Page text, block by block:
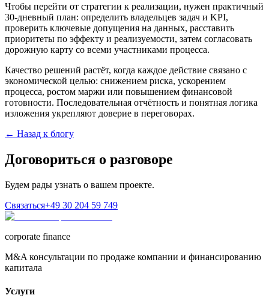
Чтобы перейти от стратегии к реализации, нужен практичный
30-дневный план: определить владельцев задач и KPI,
проверить ключевые допущения на данных, расставить
приоритеты по эффекту и реализуемости, затем согласовать
дорожную карту со всеми участниками процесса.
Качество решений растёт, когда каждое действие связано с
экономической целью: снижением риска, ускорением
процесса, ростом маржи или повышением финансовой
готовности. Последовательная отчётность и понятная логика
изложения укрепляют доверие в переговорах.
← Назад к блогу
Договориться о разговоре
Будем рады узнать о вашем проекте.
Связаться+49 30 204 59 749
corporate finance
M&A консультации по продаже компании и финансированию
капитала
Услуги